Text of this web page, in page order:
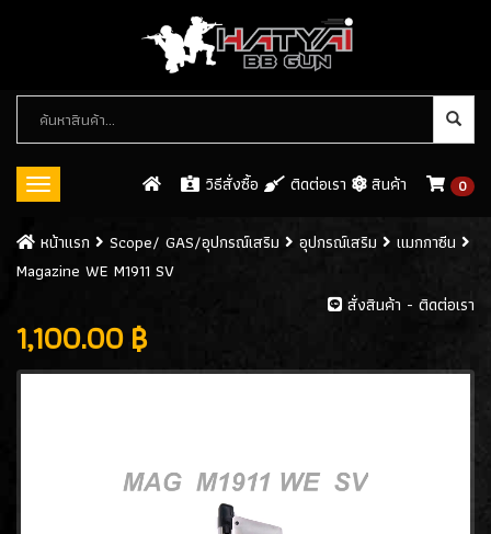
Toggle
วิธีสั่งซื้อ ติดต่อเรา สินค้า 0
หมวด
หมู่
สินค้า
ปืนบีบีกัน (BB GUN)
ปืนสั้นอัดแก็ส / GAS
ปืนสั้นอัดลมสปริง SPRING GUN
ปืนยาว RIFLE GUN
ปืนยาวไฟฟ้า AEG RIFLES(309)
ปืนยาวสปริง SPRING AIRSOFT RIFLES
หน้าเเรก Scope/ GAS/อุปกรณ์เสริม อุปกรณ์เสริม
แมกกาซีน
Magazine WE M1911 SV
สั่งสินค้า - ติดต่อเรา
1,100.00 ฿